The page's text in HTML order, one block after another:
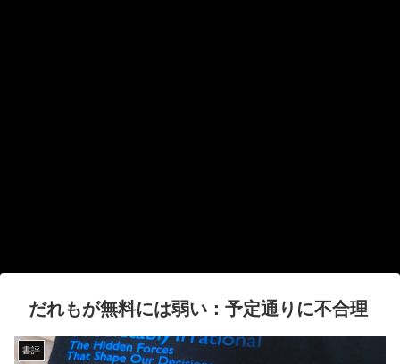
だれもが無料には弱い：予定通りに不合理
書評